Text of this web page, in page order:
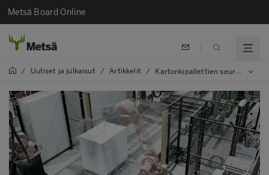
Metsä Board Online
/ Uutiset ja julkaisut / Artikkelit / Kartonkipallettien seurantaprojekti auttaa varmistamaan korkealaatuisen logistiikan korkealaatuisille kartongeillemme